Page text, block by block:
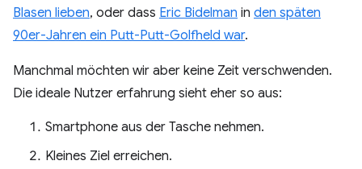
Blasen lieben, oder dass Eric Bidelman in den späten
90er-Jahren ein Putt-Putt-Golfheld war.
Manchmal möchten wir aber keine Zeit verschwenden.
Die ideale Nutzer erfahrung sieht eher so aus:
Smartphone aus der Tasche nehmen.
Kleines Ziel erreichen.